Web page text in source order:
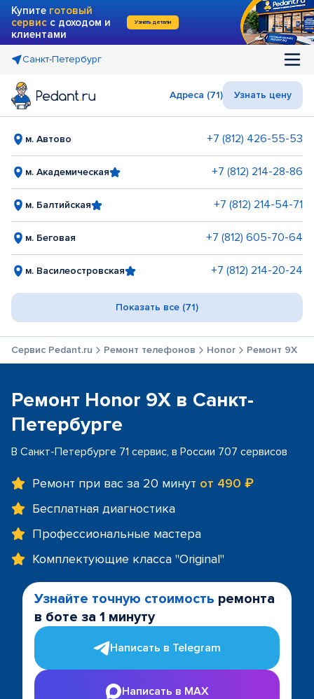
Купите готовый
сервис с доходом и
клиентами
Узнать детали
Санкт-Петербург
Адреса (71) Узнать цену
м. Автово +7 (812) 426-55-53
м. Академическая +7 (812) 214-28-86
м. Балтийская +7 (812) 214-54-71
м. Беговая +7 (812) 605-70-64
м. Василеостровская +7 (812) 214-20-24
Показать все (71)
Сервис Pedant.ru Ремонт телефонов Honor Ремонт 9X
Ремонт Honor 9X в Санкт-
Петербурге
В Санкт-Петербурге 71 сервис, в России 707 сервисов
Ремонт при вас за 20 минут от 490 ₽
Бесплатная диагностика
Профессиональные мастера
Комплектующие класса "Original"
Узнайте точную стоимость ремонта
в боте за 1 минуту
Написать в Telegram
Написать в MAX